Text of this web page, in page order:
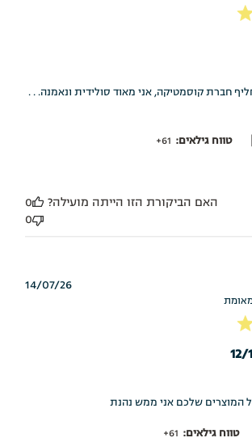
חברת קוסמטיקה, אני מאוד סולידית ונאמנה. . .
| טווח גילאים: 61+
האם הביקורת הזו הייתה מועילה?
0
0
המוצרים שלכם אני ממש נהנת
טווח גילאים: 61+
תאריך
14/07/26